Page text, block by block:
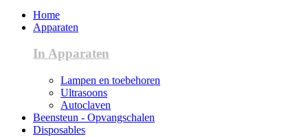
Home
Apparaten
In Apparaten
Lampen en toebehoren
Ultrasoons
Autoclaven
Beensteun - Opvangschalen
Disposables